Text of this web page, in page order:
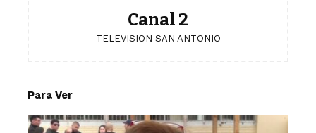
Canal 2
TELEVISION SAN ANTONIO
Para Ver